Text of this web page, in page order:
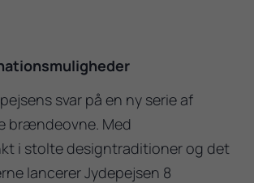
svar på en ny serie af
brændeovne. Med
i stolte designtraditioner og det
lancerer Jydepejsen 8